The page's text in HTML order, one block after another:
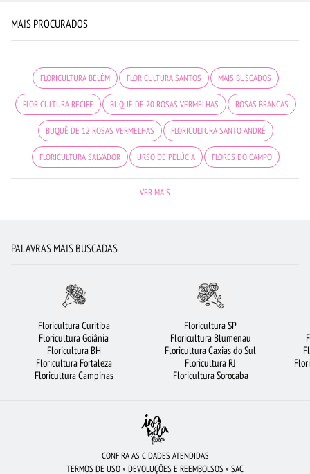
MAIS PROCURADOS
FLORICULTURA BELÉM FLORICULTURA SANTOS MAIS BUSCADOS
FLORICULTURA RECIFE BUQUÊ DE 20 ROSAS VERMELHAS ROSAS BRANCAS
BUQUÊ DE 12 ROSAS VERMELHAS FLORICULTURA SANTO ANDRÉ
FLORICULTURA SALVADOR URSO DE PELÚCIA FLORES DO CAMPO
FLORICULTURA RIBEIRÃO PRETO FLORICULTURA SÃO BERNARDO DO CAMPO
FLORICULTURA CAMPINAS FLORICULTURA NITERÓI FLORICULTURA BH
FLORICULTURA JUNDIAÍ FLORICULTURA SP
FLORICULTURA OSASCO
FLORES COLORIDAS
VER MAIS
PALAVRAS MAIS BUSCADAS
Floricultura Curitiba
Floricultura Goiânia
Floricultura BH
Floricultura Fortaleza
Floricultura Campinas
Floricultura SP
Floricultura Blumenau
Floricultura Caxias do Sul
Floricultura RJ
Floricultura Sorocaba
CONFIRA AS CIDADES ATENDIDAS
TERMOS DE USO • DEVOLUÇÕES E REEMBOLSOS • SAC